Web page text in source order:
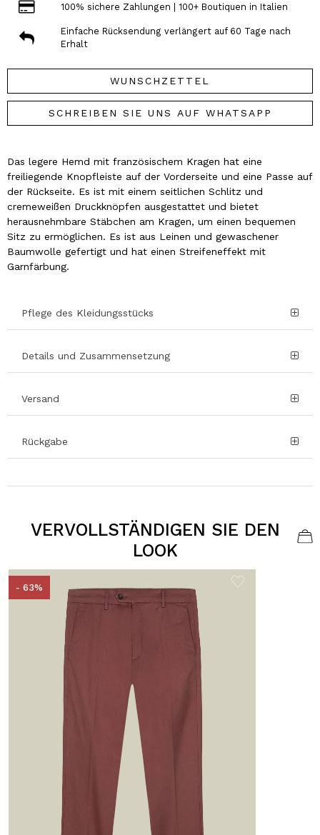
100% sichere Zahlungen | 100+ Boutiquen in Italien
Einfache Rücksendung verlängert auf 60 Tage nach
Erhalt
WUNSCHZETTEL
SCHREIBEN SIE UNS AUF WHATSAPP
Das legere Hemd mit französischem Kragen hat eine
freiliegende Knopfleiste auf der Vorderseite und eine Passe auf
der Rückseite. Es ist mit einem seitlichen Schlitz und
cremeweißen Druckknöpfen ausgestattet und bietet
herausnehmbare Stäbchen am Kragen, um einen bequemen
Sitz zu ermöglichen. Es ist aus Leinen und gewaschener
Baumwolle gefertigt und hat einen Streifeneffekt mit
Garnfärbung.
Pflege des Kleidungsstücks
Details und Zusammensetzung
Versand
Rückgabe
VERVOLLSTÄNDIGEN SIE DEN
LOOK
- 63%